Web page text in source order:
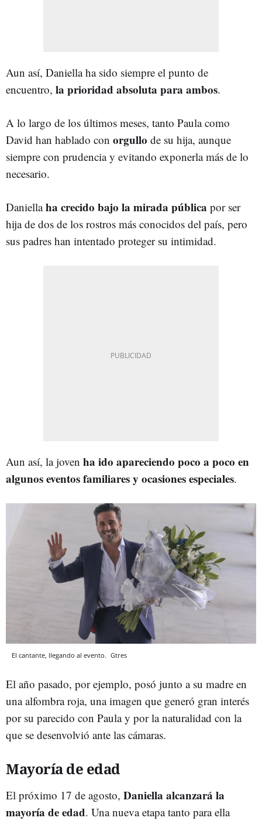
Aun así, Daniella ha sido siempre el punto de
encuentro, la prioridad absoluta para ambos.
A lo largo de los últimos meses, tanto Paula como
David han hablado con orgullo de su hija, aunque
siempre con prudencia y evitando exponerla más de lo
necesario.
Daniellaha crecido bajo la mirada pública por ser
hija de dos de los rostros más conocidos del país, pero
sus padres han intentado proteger su intimidad.
Aun así, la joven ha ido apareciendo poco a poco en
algunos eventos familiares y ocasiones especiales.
El cantante, llegando al evento. Gtres
El año pasado, por ejemplo, posó junto a su madre en
una alfombra roja, una imagen que generó gran interés
por su parecido con Paula y por la naturalidad con la
que se desenvolvió ante las cámaras.
Mayoría de edad
El próximo 17 de agosto, Daniella alcanzará la
mayoría de edad. Una nueva etapa tanto para ella